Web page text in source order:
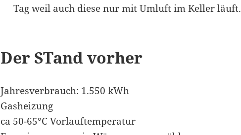
Tag weil auch diese nur mit Umluft im Keller läuft.
Der STand vorher
Jahresverbrauch: 1.550 kWh
Gasheizung
ca 50-65°C Vorlauftemperatur